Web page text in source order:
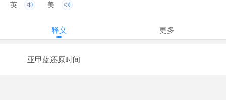
英 美
释义 更多
亚甲蓝还原时间